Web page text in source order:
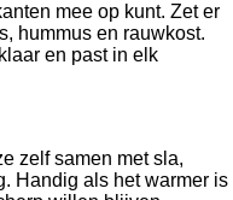
mee op kunt. Zet er
hummus en rauwkost.
en past in elk
zelf samen met sla,
Handig als het warmer is